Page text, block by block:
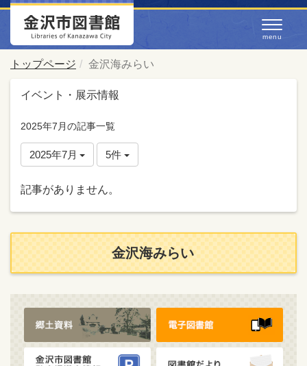
トップページ 金沢海みらい
イベント・展示情報
2025年7月の記事一覧
2025年7月 5件
記事がありません。
金沢海みらい